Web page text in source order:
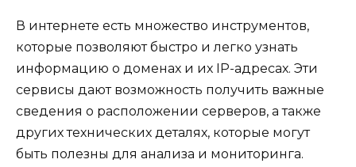
В интернете есть множество инструментов,
которые позволяют быстро и легко узнать
информацию о доменах и их IP-адресах. Эти
сервисы дают возможность получить важные
сведения о расположении серверов, а также
других технических деталях, которые могут
быть полезны для анализа и мониторинга.